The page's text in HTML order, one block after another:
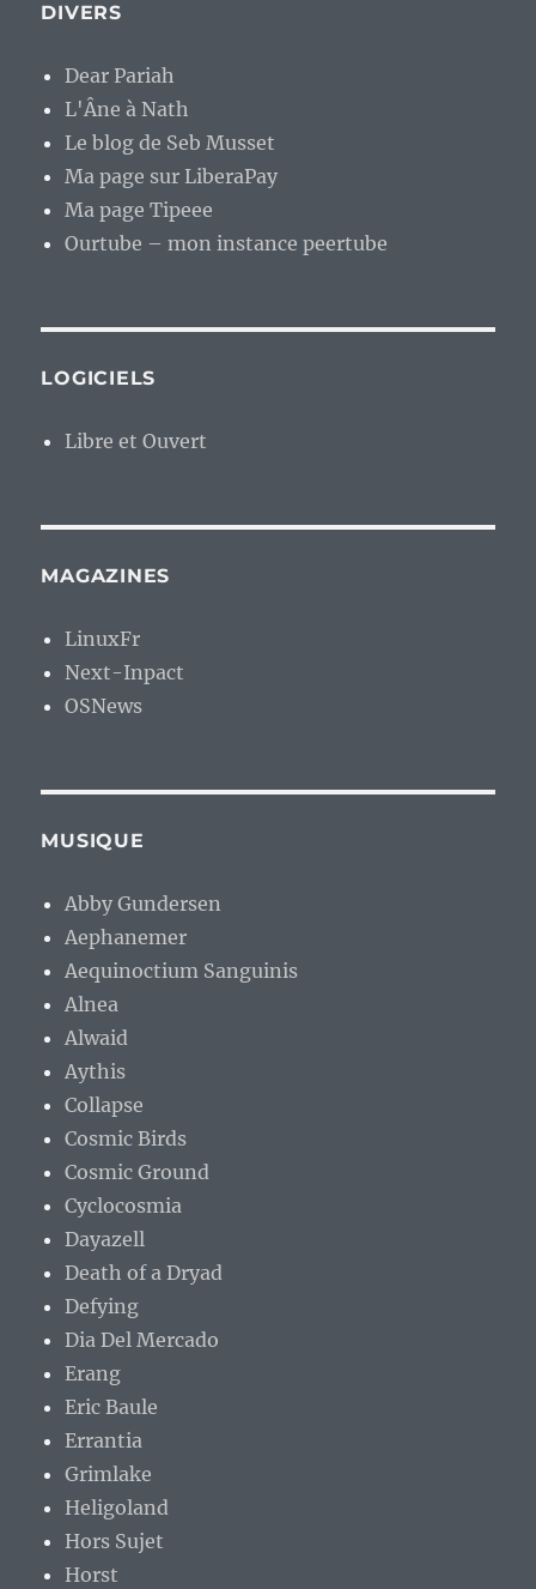
DIVERS
Dear Pariah
L'Âne à Nath
Le blog de Seb Musset
Ma page sur LiberaPay
Ma page Tipeee
Ourtube – mon instance peertube
LOGICIELS
Libre et Ouvert
MAGAZINES
LinuxFr
Next-Inpact
OSNews
MUSIQUE
Abby Gundersen
Aephanemer
Aequinoctium Sanguinis
Alnea
Alwaid
Aythis
Collapse
Cosmic Birds
Cosmic Ground
Cyclocosmia
Dayazell
Death of a Dryad
Defying
Dia Del Mercado
Erang
Eric Baule
Errantia
Grimlake
Heligoland
Hors Sujet
Horst